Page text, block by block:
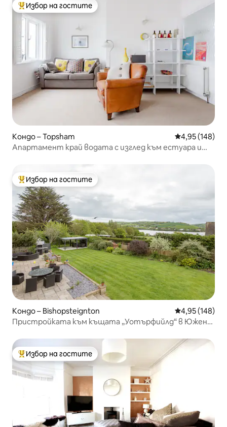
Най-популярен избор на гостите
Избор на гостите
Кондо – Topsham Средна
4,95 (148)
Апартамент край водата с изглед към естуара и
Най-популярен избор на гостите
Избор на гостите
Кондо – Bishopsteignton Средна
4,95 (148)
Пристройката към къщата „Уотърфийлд“ в Южен
Най-популярен избор на гостите
Избор на гостите